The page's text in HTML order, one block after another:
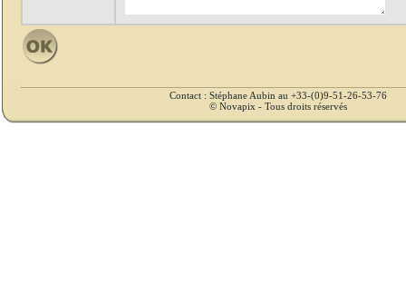
Contact : Stéphane Aubin au +33-(0)9-51-26-53-76
© Novapix - Tous droits réservés